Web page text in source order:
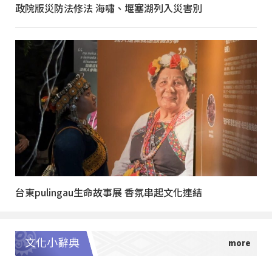
政院版災防法修法 海嘯、堰塞湖列入災害別
台東pulingau生命故事展 香氛串起文化連結
文化小辭典